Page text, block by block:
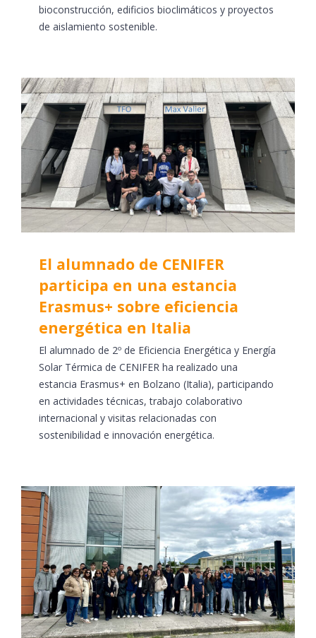
bioconstrucción, edificios bioclimáticos y proyectos
de aislamiento sostenible.
El alumnado de CENIFER
participa en una estancia
Erasmus+ sobre eficiencia
energética en Italia
El alumnado de 2º de Eficiencia Energética y Energía
Solar Térmica de CENIFER ha realizado una
estancia Erasmus+ en Bolzano (Italia), participando
en actividades técnicas, trabajo colaborativo
internacional y visitas relacionadas con
sostenibilidad e innovación energética.